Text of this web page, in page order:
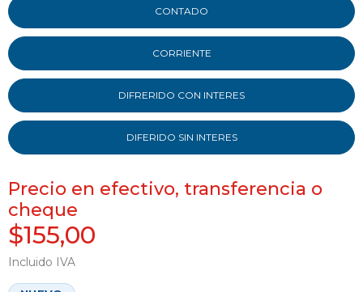
CONTADO
CORRIENTE
DIFRERIDO CON INTERES
DIFERIDO SIN INTERES
Precio en efectivo, transferencia o
cheque
$155,00
Incluido IVA